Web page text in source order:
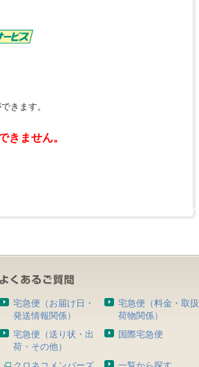
きます。
きません。
宅急便（お届け日・
発送情報関係）
宅急便（料金・取扱
荷物関係）
宅急便（送り状・出
荷・その他）
国際宅急便